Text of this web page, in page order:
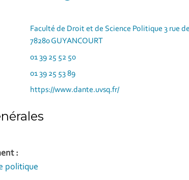
Faculté de Droit et de Science Politique 3 rue
78280 GUYANCOURT
01 39 25 52 50
01 39 25 53 89
https://www.dante.uvsq.fr/
:
politique